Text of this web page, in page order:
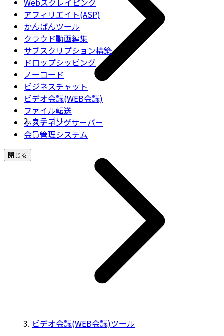
アフィリエイト(ASP)
かんばんツール
クラウド動画編集
サブスクリプション構築
ドロップシッピング
ノーコード
ビジネスチャット
ビデオ会議(WEB会議)
ファイル転送
ホスティングサーバー
会員管理システム
閉じる
カテゴリー
ビデオ会議(WEB会議)ツール